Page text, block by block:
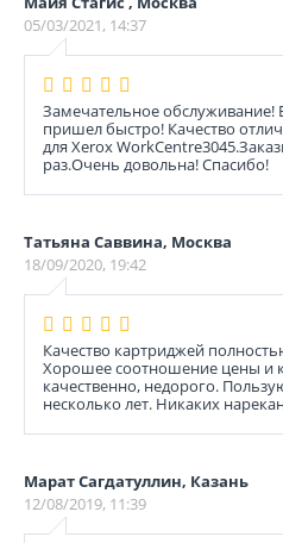
05/03/2021, 14:37
Замечательное обслуживание!
пришел быстро! Качество
для Xerox
раз.Очень довольна! Спасибо!
Татьяна Саввина, Москва
18/09/2020, 19:42
Качество картриджей
Хорошее соотношение цены и
качественно, недорого.
несколько лет. Никаких
Марат Сагдатуллин, Казань
12/08/2019, 11:39